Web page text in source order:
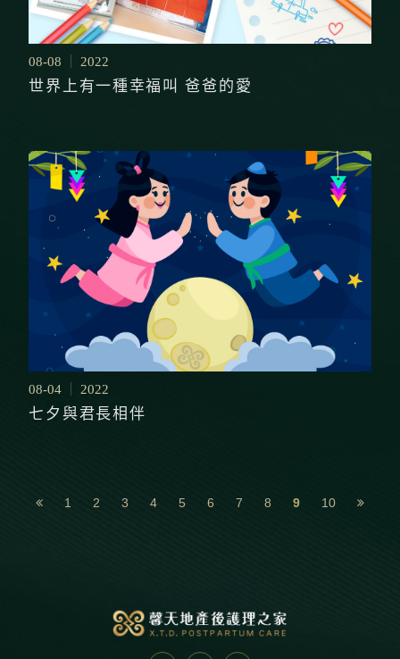
08-08 2022
世界上有一種幸福叫 爸爸的愛
08-04 2022
七夕與君長相伴
1 2 3 4 5 6 7 8 9 10